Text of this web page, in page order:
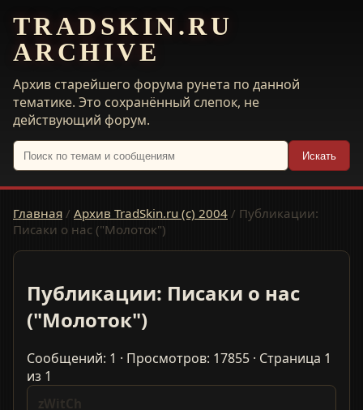
TRADSKIN.RU
ARCHIVE
Архив старейшего форума рунета по данной
тематике. Это сохранённый слепок, не
действующий форум.
Искать
Главная / Архив TradSkin.ru (с) 2004 / Публикации:
Писаки о нас ("Молоток")
Публикации: Писаки о нас
("Молоток")
Сообщений: 1 · Просмотров: 17855 · Страница 1
из 1
zWitCh